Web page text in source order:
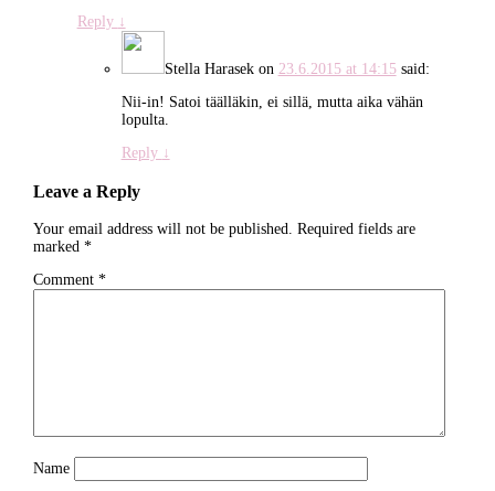
Reply ↓
Stella Harasekon 23.6.2015 at 14:15 said:
Nii-in! Satoi täälläkin, ei sillä, mutta aika vähän
lopulta.
Reply ↓
Leave a Reply
Your email address will not be published. Required fields are
marked *
Comment *
Name